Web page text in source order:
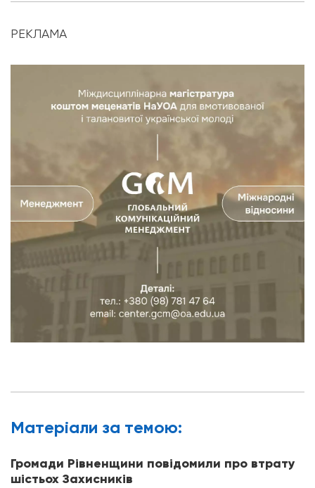
РЕКЛАМА
Матерiали за темою:
Громади Рівненщини повідомили про втрату
шістьох Захисників